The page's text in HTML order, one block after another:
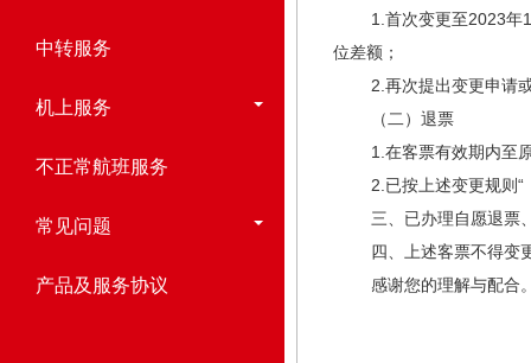
中转服务
机上服务
不正常航班服务
常见问题
产品及服务协议
1.首次变更至2023年1
位差额；
2.再次提出变更申请或
（二）退票
1.在客票有效期内至原
2.已按上述变更规则“（
三、已办理自愿退票、
四、上述客票不得变更
感谢您的理解与配合